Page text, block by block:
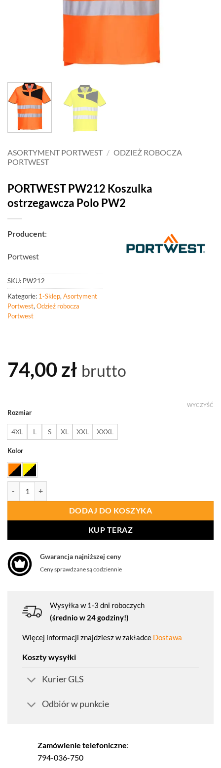
ASORTYMENT PORTWEST / ODZIEŻ ROBOCZA
PORTWEST
PORTWEST PW212 Koszulka
ostrzegawcza Polo PW2
Producent:
Portwest
SKU: PW212
Kategorie: 1-Sklep, Asortyment
Portwest, Odzież robocza
Portwest
74,00zł brutto
Rozmiar
4XL L S XL XXL XXXL
Kolor
WYCZYŚĆ
DODAJ DO KOSZYKA
KUP TERAZ
Gwarancja najniższej ceny
Ceny sprawdzane są codziennie
Wysyłka w 1-3 dni roboczych
(średnio w 24 godziny!)
Więcej informacji znajdziesz w zakładce Dostawa
Koszty wysyłki
Kurier GLS
Odbiór w punkcie
Zamówienie telefoniczne:
794-036-750